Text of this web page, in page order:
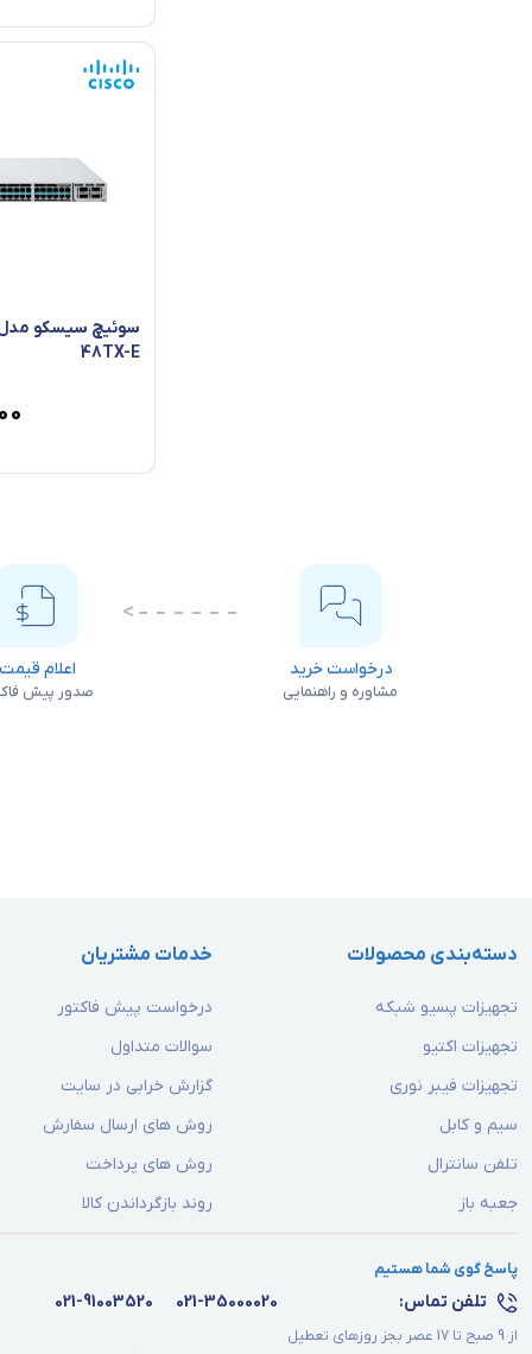
48TX-E
درخواست خرید
مشاوره و راهنمایی
اعلام قیمت
صدور پیش
دسته‌بندی محصولات
تجهیزات پسیو شبکه
تجهیزات اکتیو
تجهیزات فیبر نوری
سیم و کابل
تلفن سانترال
جعبه باز
خدمات مشتریان
درخواست پیش فاکتور
سوالات متداول
گزارش خرابی در سایت
روش های ارسال سفارش
روش های پرداخت
روند بازگرداندن کالا
پاسخ گوی شما هستیم
تلفن تماس:
از 9 صبح تا 17 عصر بجز روزهای تعطیل
021-35000020
021-91003520